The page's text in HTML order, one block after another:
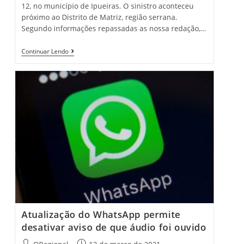
12, no município de Ipueiras. O sinistro aconteceu
próximo ao Distrito de Matriz, região serrana.
Segundo informações repassadas as nossa redação,…
Continuar LendoIpueiras-
CE:
Acidente
Registrado
Na
Região
Serrana
Município
Atualização do WhatsApp permite
desativar aviso de que áudio foi ouvido